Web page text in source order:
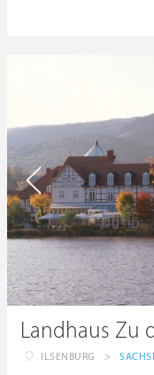
Landhaus Zu
ILSENBURG >